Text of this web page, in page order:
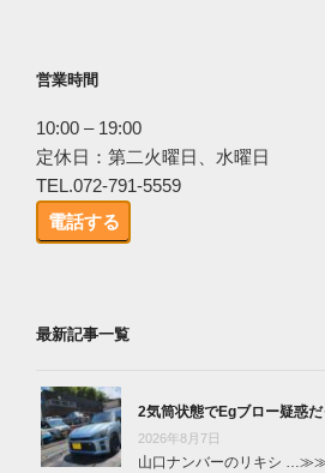
営業時間
10:00 – 19:00
定休日：第二火曜日、水曜日
TEL.072-791-5559
電話する
最新記事一覧
2気筒状態でEgブロー疑惑だ
2026年8月7日
山口ナンバーのリキシ …